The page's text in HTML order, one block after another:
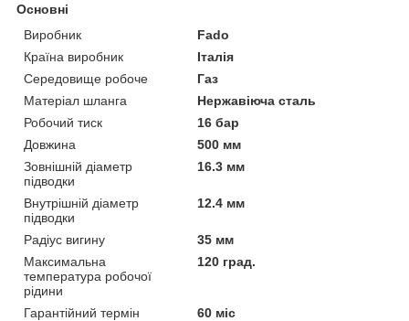
Основні
Виробник
Fado
Країна виробник
Італія
Середовище робоче
Газ
Матеріал шланга
Нержавіюча сталь
Робочий тиск
16 бар
Довжина
500 мм
Зовнішній діаметр
підводки
16.3 мм
Внутрішній діаметр
підводки
12.4 мм
Радіус вигину
35 мм
Максимальна
температура робочої
рідини
120 град.
Гарантійний термін
60 міс